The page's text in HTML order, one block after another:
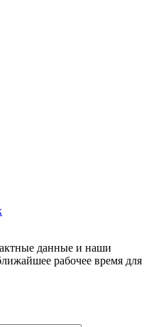
данные и наши
рабочее время для